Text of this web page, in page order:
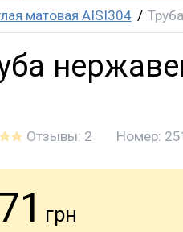
матовая AISI304
Отзывы: 2 Номер:
грн